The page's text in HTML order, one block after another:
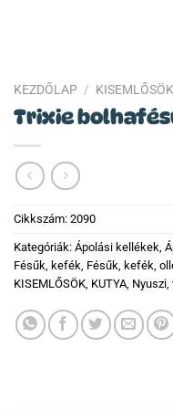
KEZDŐLAP / KISEMLŐSÖK
Trixie
Cikkszám: 2090
Kategóriák: Ápolási kellékek,
Fésűk, kefék, Fésűk, kefék,
KISEMLŐSÖK, KUTYA, Nyuszi,